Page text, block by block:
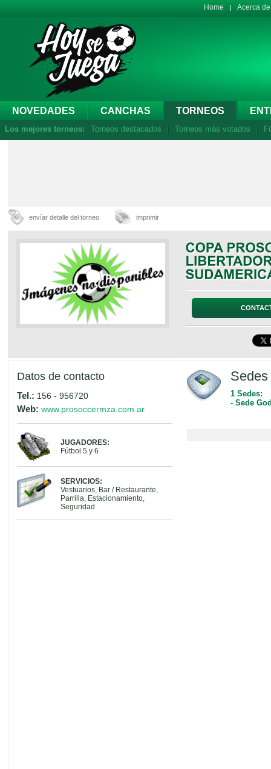
Home Acerca
NOVEDADES CANCHAS TORNEOS
Los mejores torneos: Torneos destacados Torneos más votados
envíar detalle del torneo imprimir
Datos de contacto
Tel.: 156 - 956720
Web: www.prosoccermza.com.ar
JUGADORES:
Fútbol 5 y 6
SERVICIOS:
Vestuarios, Bar / Restaurante,
Parrilla, Estacionamiento,
Seguridad
1 Sedes:
- Sede